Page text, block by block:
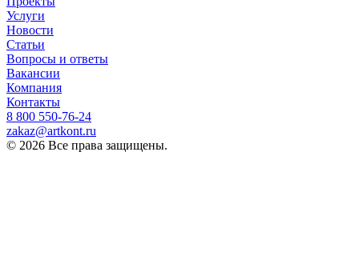
Услуги
Новости
Статьи
Вопросы и ответы
Вакансии
Компания
Контакты
8 800 ‎550-76-24
zakaz@artkont.ru
© 2026 Все права защищены.